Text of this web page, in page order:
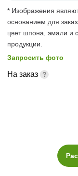
* Изображения
основанием для
цвет шпона, эмали и
продукции.
Запросить фото
На заказ